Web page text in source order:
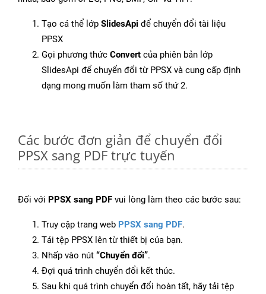
Tạo cá thể lớp SlidesApi để chuyển đổi tài liệu
PPSX
Gọi phương thức Convert của phiên bản lớp
SlidesApi để chuyển đổi từ PPSX và cung cấp định
dạng mong muốn làm tham số thứ 2.
Các bước đơn giản để chuyển đổi
PPSX sang PDF trực tuyến
Đối với PPSX sang PDF vui lòng làm theo các bước sau:
Truy cập trang web PPSX sang PDF.
Tải tệp PPSX lên từ thiết bị của bạn.
Nhấp vào nút “Chuyển đổi”.
Đợi quá trình chuyển đổi kết thúc.
Sau khi quá trình chuyển đổi hoàn tất, hãy tải tệp